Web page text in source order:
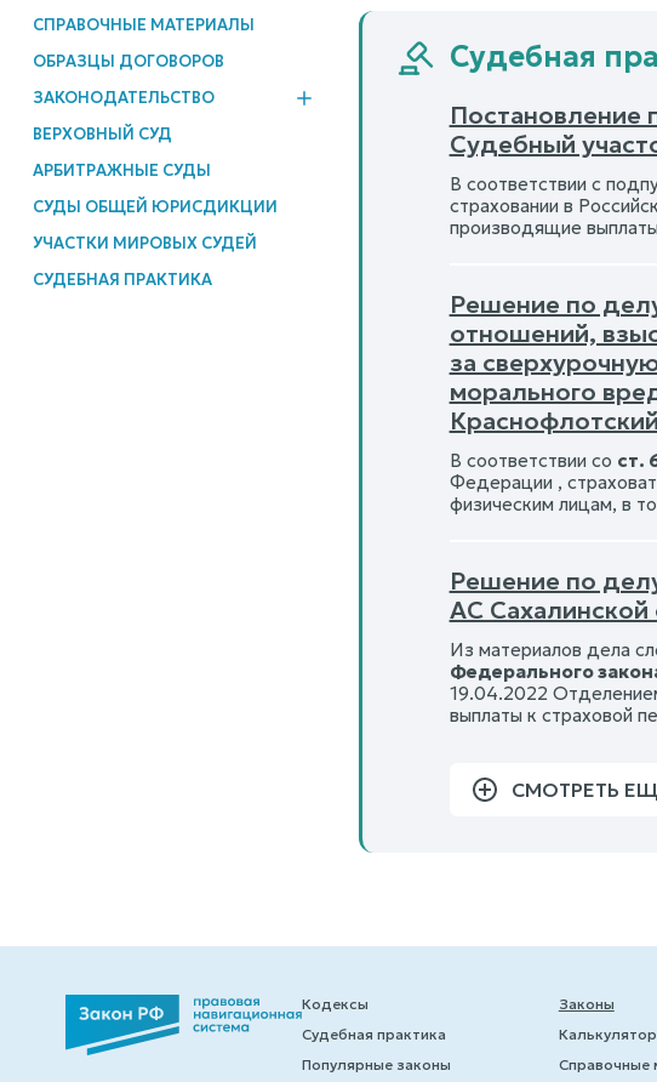
СПРАВОЧНЫЕ МАТЕРИАЛЫ
ОБРАЗЦЫ ДОГОВОРОВ
ЗАКОНОДАТЕЛЬСТВО
ВЕРХОВНЫЙ СУД
АРБИТРАЖНЫЕ СУДЫ
СУДЫ ОБЩЕЙ ЮРИСДИКЦИИ
УЧАСТКИ МИРОВЫХ СУДЕЙ
СУДЕБНАЯ ПРАКТИКА
Судебная
Постановление
Судебный
В соответствии с
страховании в
производящие
Решение по
отношений,
за
морального
В соответствии со ст.
Федерации ,
физическим лицам, в
Решение по
АС Сахалинской
Из материалов дела
Федерального
19.04.2022
выплаты к страховой
СМОТРЕТЬ
Кодексы
Судебная практика
Популярные законы
Законы
Справочные